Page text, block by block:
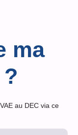
ma
au DEC via ce